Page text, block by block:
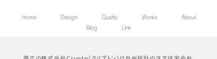
Home Design Quality Works
About
Blog
Link